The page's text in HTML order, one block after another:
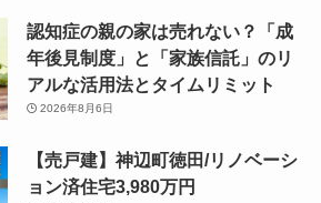
認知症の親の家は売れない？「成
年後見制度」と「家族信託」のリ
アルな活用法とタイムリミット
2026年8月6日
【売戸建】神辺町徳田/リノベーシ
ョン済住宅3,980万円